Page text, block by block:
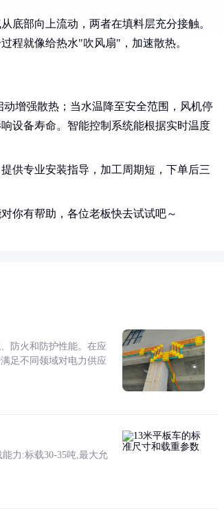
底部向上流动，两者在填料层充分接触。
程就像给热水"吹风扇"，加速散热。
增强散热；当水温降至安全范围，风机停
设备寿命。智能控制系统能根据实时温度
供专业安装指导，加工周期短，下单后三
你有帮助，各位老板快去试试吧～
防火和防护性能。在应
足不同领域对电力供应
力:标载30-35吨,最大允